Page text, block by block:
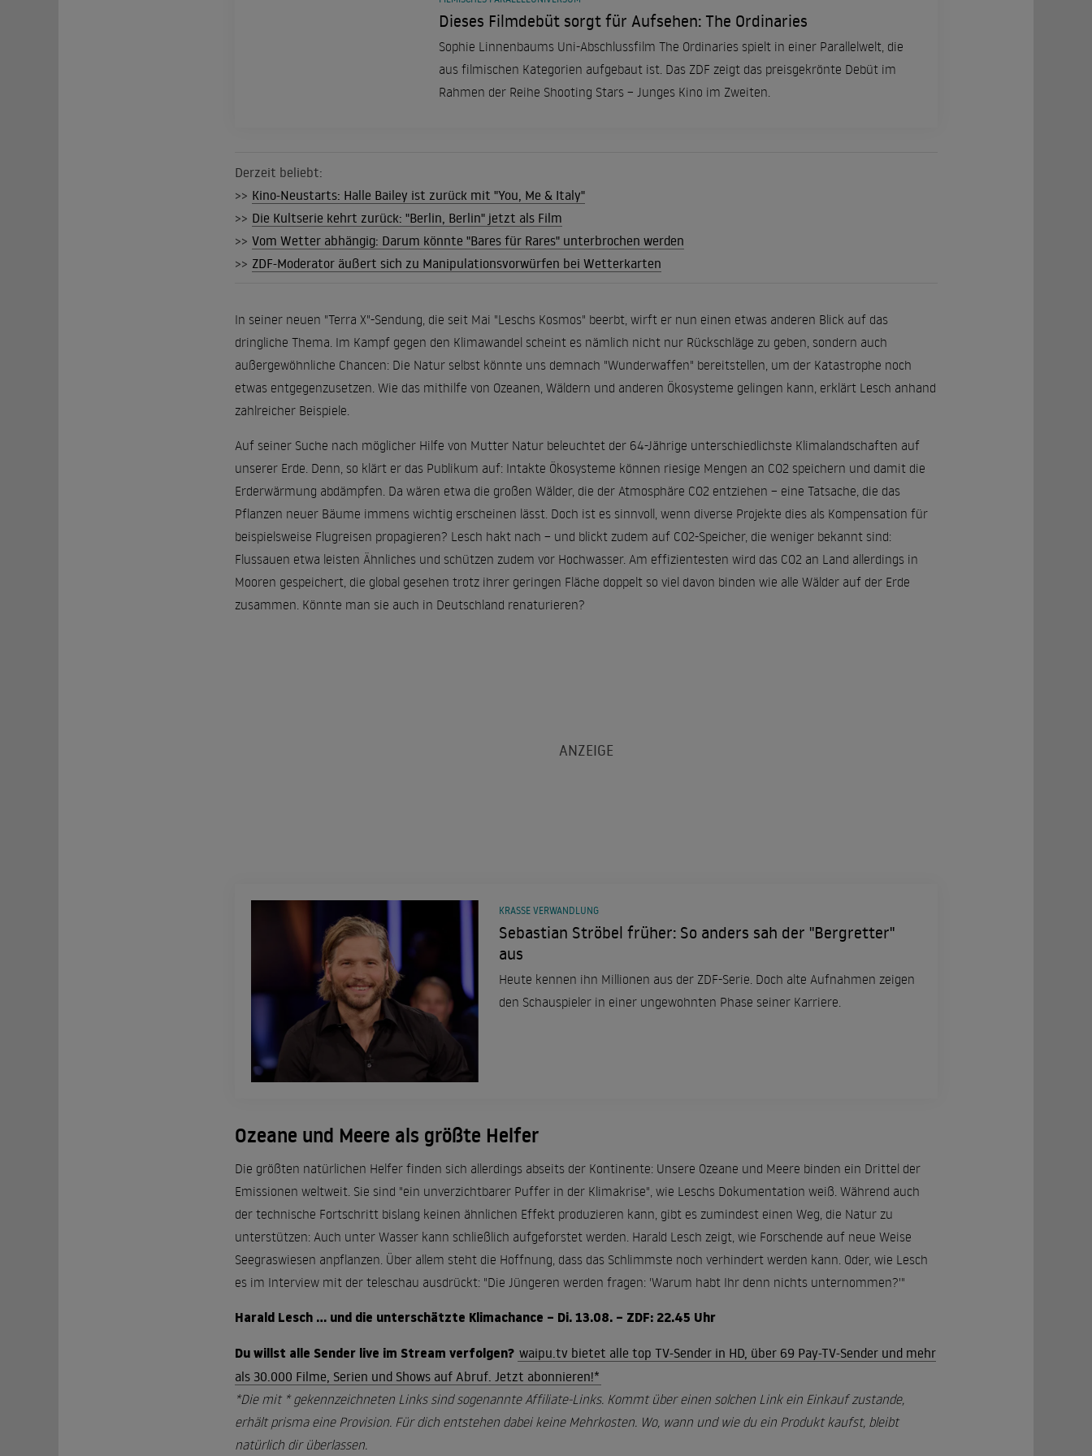
Dieses Filmdebüt sorgt für Aufsehen: The Ordinaries
Sophie Linnenbaums Uni-Abschlussfilm The Ordinaries spielt in einer Parallelwelt, die
aus filmischen Kategorien aufgebaut ist. Das ZDF zeigt das preisgekrönte Debüt im
Rahmen der Reihe Shooting Stars – Junges Kino im Zweiten.
Derzeit beliebt:
>> Kino-Neustarts: Halle Bailey ist zurück mit "You, Me & Italy"
>> Die Kultserie kehrt zurück: "Berlin, Berlin" jetzt als Film
>> Vom Wetter abhängig: Darum könnte "Bares für Rares" unterbrochen werden
>> ZDF-Moderator äußert sich zu Manipulationsvorwürfen bei Wetterkarten
In seiner neuen "Terra X"-Sendung, die seit Mai "Leschs Kosmos" beerbt, wirft er nun einen etwas anderen Blick auf das
dringliche Thema. Im Kampf gegen den Klimawandel scheint es nämlich nicht nur Rückschläge zu geben, sondern auch
außergewöhnliche Chancen: Die Natur selbst könnte uns demnach "Wunderwaffen" bereitstellen, um der Katastrophe noch
etwas entgegenzusetzen. Wie das mithilfe von Ozeanen, Wäldern und anderen Ökosysteme gelingen kann, erklärt Lesch anhand
zahlreicher Beispiele.
Auf seiner Suche nach möglicher Hilfe von Mutter Natur beleuchtet der 64-Jährige unterschiedlichste Klimalandschaften auf
unserer Erde. Denn, so klärt er das Publikum auf: Intakte Ökosysteme können riesige Mengen an CO2 speichern und damit die
Erderwärmung abdämpfen. Da wären etwa die großen Wälder, die der Atmosphäre CO2 entziehen – eine Tatsache, die das
Pflanzen neuer Bäume immens wichtig erscheinen lässt. Doch ist es sinnvoll, wenn diverse Projekte dies als Kompensation für
beispielsweise Flugreisen propagieren? Lesch hakt nach – und blickt zudem auf CO2-Speicher, die weniger bekannt sind:
Flussauen etwa leisten Ähnliches und schützen zudem vor Hochwasser. Am effizientesten wird das CO2 an Land allerdings in
Mooren gespeichert, die global gesehen trotz ihrer geringen Fläche doppelt so viel davon binden wie alle Wälder auf der Erde
zusammen. Könnte man sie auch in Deutschland renaturieren?
Sebastian Ströbel früher: So anders sah der "Bergretter"
aus
Heute kennen ihn Millionen aus der ZDF-Serie. Doch alte Aufnahmen zeigen
den Schauspieler in einer ungewohnten Phase seiner Karriere.
KRASSE VERWANDLUNG
Ozeane und Meere als größte Helfer
Die größten natürlichen Helfer finden sich allerdings abseits der Kontinente: Unsere Ozeane und Meere binden ein Drittel der
Emissionen weltweit. Sie sind "ein unverzichtbarer Puffer in der Klimakrise", wie Leschs Dokumentation weiß. Während auch
der technische Fortschritt bislang keinen ähnlichen Effekt produzieren kann, gibt es zumindest einen Weg, die Natur zu
unterstützen: Auch unter Wasser kann schließlich aufgeforstet werden. Harald Lesch zeigt, wie Forschende auf neue Weise
Seegraswiesen anpflanzen. Über allem steht die Hoffnung, dass das Schlimmste noch verhindert werden kann. Oder, wie Lesch
es im Interview mit der teleschau ausdrückt: "Die Jüngeren werden fragen: 'Warum habt Ihr denn nichts unternommen?'"
Harald Lesch ... und die unterschätzte Klimachance – Di. 13.08. – ZDF: 22.45 Uhr
Du willst alle Sender live im Stream verfolgen? waipu.tv bietet alle top TV-Sender in HD, über 69 Pay-TV-Sender und mehr
als 30.000 Filme, Serien und Shows auf Abruf. Jetzt abonnieren!*
*Die mit * gekennzeichneten Links sind sogenannte Affiliate-Links. Kommt über einen solchen Link ein Einkauf zustande,
erhält prisma eine Provision. Für dich entstehen dabei keine Mehrkosten. Wo, wann und wie du ein Produkt kaufst, bleibt
natürlich dir überlassen.